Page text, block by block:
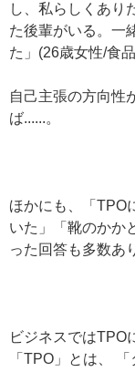
し、私らしくあり
た後輩がいる。一
た」(26歳女性/食
自己主張の方向性
ば......。
ほかにも、「TPO
いた」「靴のかか
った回答も多数あ
ビジネスではTPO
「TPO」とは、